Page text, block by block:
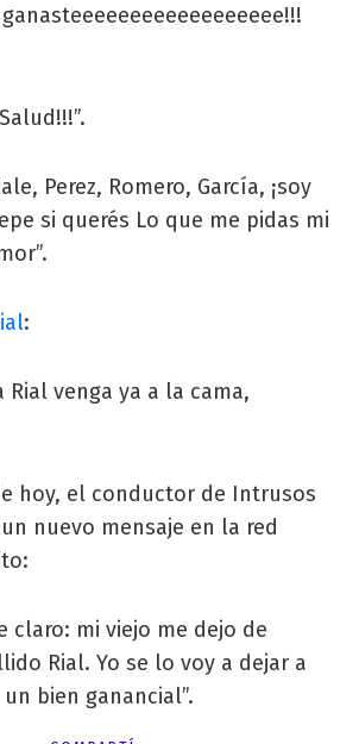
Perez, Romero, García, ¡soy
si querés Lo que me pidas mi
:
Rial venga ya a la cama,
hoy, el conductor de Intrusos
nuevo mensaje en la red
claro: mi viejo me dejo de
Rial. Yo se lo voy a dejar a
bien ganancial”.